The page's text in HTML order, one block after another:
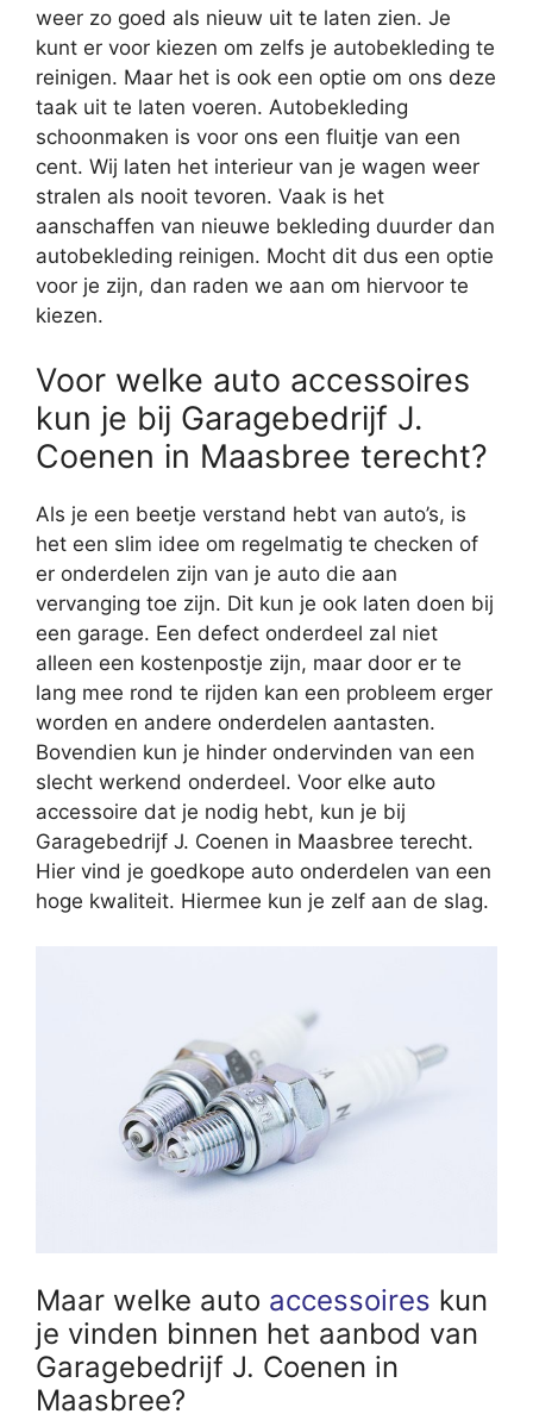
weer zo goed als nieuw uit te laten zien. Je
kunt er voor kiezen om zelfs je autobekleding te
reinigen. Maar het is ook een optie om ons deze
taak uit te laten voeren. Autobekleding
schoonmaken is voor ons een fluitje van een
cent. Wij laten het interieur van je wagen weer
stralen als nooit tevoren. Vaak is het
aanschaffen van nieuwe bekleding duurder dan
autobekleding reinigen. Mocht dit dus een optie
voor je zijn, dan raden we aan om hiervoor te
kiezen.
Voor welke auto accessoires
kun je bij Garagebedrijf J.
Coenen in Maasbree terecht?
Als je een beetje verstand hebt van auto’s, is
het een slim idee om regelmatig te checken of
er onderdelen zijn van je auto die aan
vervanging toe zijn. Dit kun je ook laten doen bij
een garage. Een defect onderdeel zal niet
alleen een kostenpostje zijn, maar door er te
lang mee rond te rijden kan een probleem erger
worden en andere onderdelen aantasten.
Bovendien kun je hinder ondervinden van een
slecht werkend onderdeel. Voor elke auto
accessoire dat je nodig hebt, kun je bij
Garagebedrijf J. Coenen in Maasbree terecht.
Hier vind je goedkope auto onderdelen van een
hoge kwaliteit. Hiermee kun je zelf aan de slag.
Maar welke auto accessoires kun
je vinden binnen het aanbod van
Garagebedrijf J. Coenen in
Maasbree?